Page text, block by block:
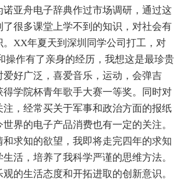
亚舟电子辞典作过市场调研，通过这
很多课堂上学不到的知识，对社会有
。XX年夏天到深圳同学公司打工，对
操作有了亲身的经历，我想这是最珍贵
爱好广泛，喜爱音乐，运动，会弹吉
学院杯青年歌手大赛一等奖。同时对
，经常买关于军事和政治方面的报纸
界的电子产品消费也有一定的关注。
求知的欲望，我即将走完四年的求知
活，培养了我科学严谨的思维方法。
的生活态度和开拓进取的创新意识。